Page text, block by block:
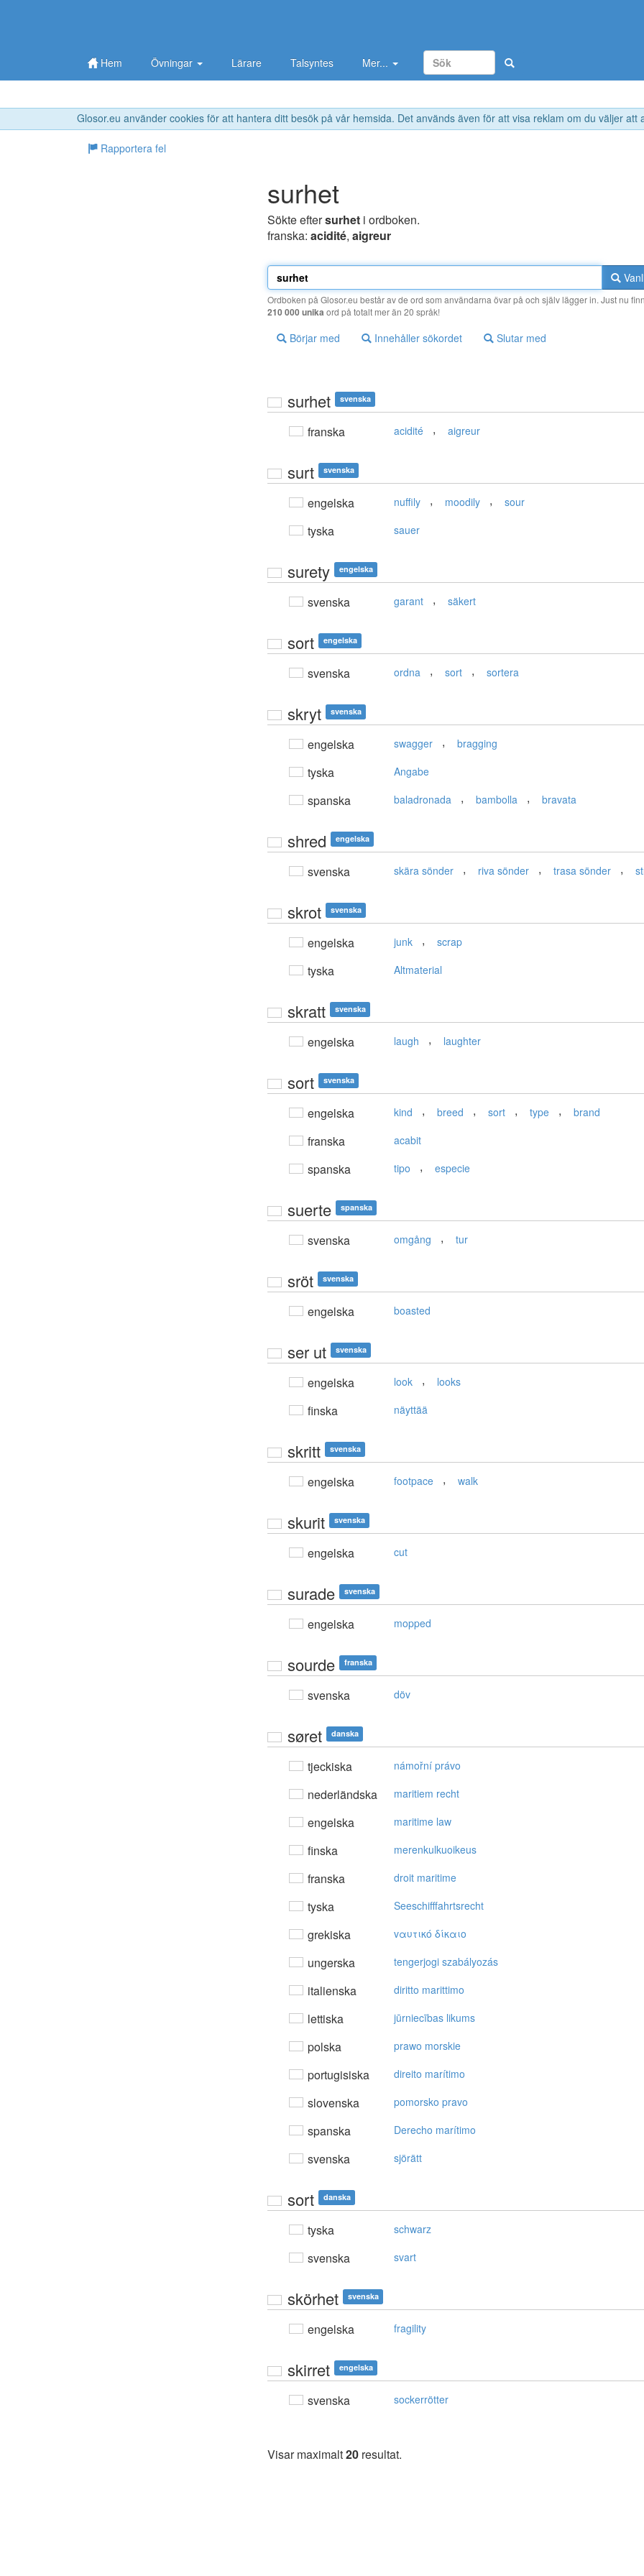
Glosor.eu använder cookies för att hantera ditt besök på vår hemsida. Det används även för att visa reklam om du väljer
Hem Övningar Lärare Talsyntes Mer...
Rapportera fel
surhet
Sökte eftersurhet i ordboken.
franska: acidité, aigreur
Ordboken på Glosor.eu består av de ord som användarna övar på och själv lägger in. Just nu
210 000 unika ord på totalt mer än 20 språk!
Börjar med Innehåller sökordet Slutar med
surhet svenska
franska acidité , aigreur
surt svenska
engelska nuffily , moodily , sour
tyska sauer
surety engelska
svenska garant , säkert
sort engelska
svenska ordna , sort , sortera
skryt svenska
engelska swagger , bragging
tyska Angabe
spanska baladronada , bambolla , bravata
shred engelska
svenska skära sönder , riva sönder , trasa sönder ,
skrot svenska
engelska junk , scrap
tyska Altmaterial
skratt svenska
engelska laugh , laughter
sort svenska
engelska kind , breed , sort , type , brand
franska acabit
spanska tipo , especie
suerte spanska
svenska omgång , tur
sröt svenska
engelska boasted
ser ut svenska
engelska look , looks
finska näyttää
skritt svenska
engelska footpace , walk
skurit svenska
engelska cut
surade svenska
engelska mopped
sourde franska
svenska döv
søret danska
tjeckiska námořní právo
nederländska maritiem recht
engelska maritime law
finska merenkulkuoikeus
franska droit maritime
tyska Seeschifffahrtsrecht
grekiska vαυτικό δίκαιo
ungerska tengerjogi szabályozás
italienska diritto marittimo
lettiska jūrniecības likums
polska prawo morskie
portugisiska direito marítimo
slovenska pomorsko pravo
spanska Derecho marítimo
svenska sjörätt
sort danska
tyska schwarz
svenska svart
skörhet svenska
engelska fragility
skirret engelska
svenska sockerrötter
Visar maximalt20 resultat.